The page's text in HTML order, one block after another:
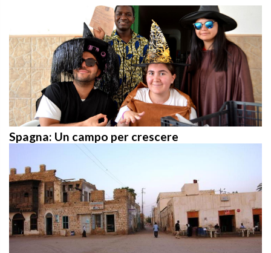
Spagna: Un campo per crescere